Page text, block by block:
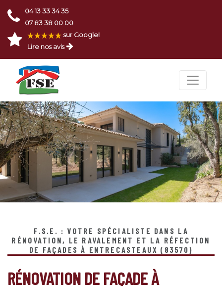
04 13 33 34 35
07 83 38 00 00
sur Google!
Lire nos avis
F.S.E. : VOTRE SPÉCIALISTE DANS LA
RÉNOVATION, LE RAVALEMENT ET LA RÉFECTION
DE FAÇADES À ENTRECASTEAUX (83570)
RÉNOVATION DE FAÇADE À